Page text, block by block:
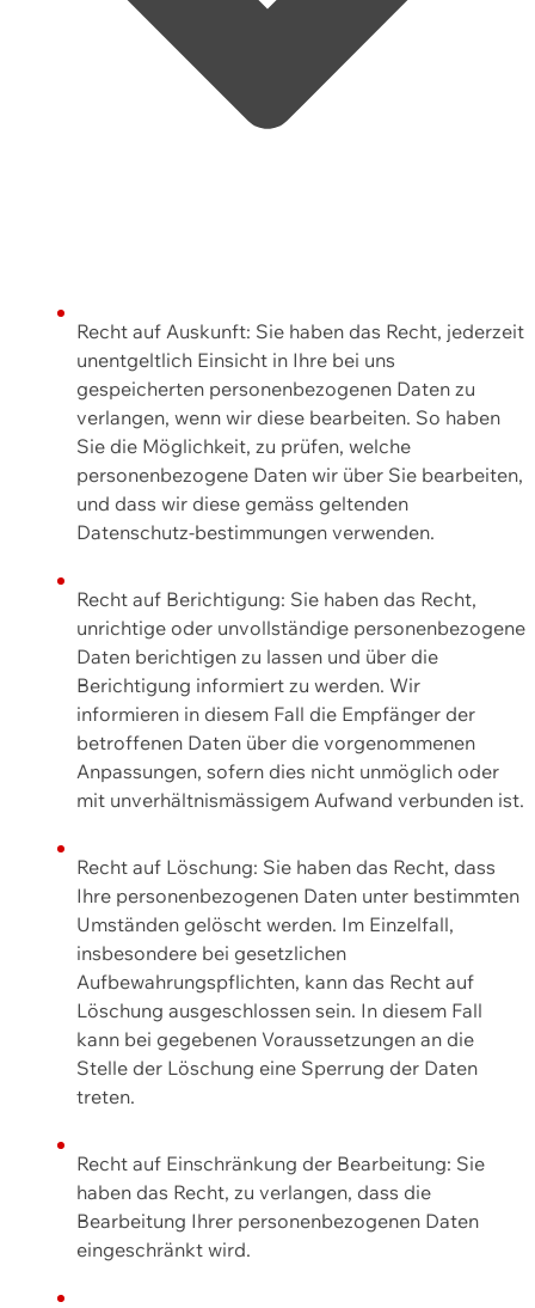
Recht auf Auskunft: Sie haben das Recht, jederzeit
unentgeltlich Einsicht in Ihre bei uns
gespeicherten personenbezogenen Daten zu
verlangen, wenn wir diese bearbeiten. So haben
Sie die Möglichkeit, zu prüfen, welche
personenbezogene Daten wir über Sie bearbeiten,
und dass wir diese gemäss geltenden
Datenschutz-bestimmungen verwenden.
Recht auf Berichtigung: Sie haben das Recht,
unrichtige oder unvollständige personenbezogene
Daten berichtigen zu lassen und über die
Berichtigung informiert zu werden. Wir
informieren in diesem Fall die Empfänger der
betroffenen Daten über die vorgenommenen
Anpassungen, sofern dies nicht unmöglich oder
mit unverhältnismässigem Aufwand verbunden ist.
Recht auf Löschung: Sie haben das Recht, dass
Ihre personenbezogenen Daten unter bestimmten
Umständen gelöscht werden. Im Einzelfall,
insbesondere bei gesetzlichen
Aufbewahrungspflichten, kann das Recht auf
Löschung ausgeschlossen sein. In diesem Fall
kann bei gegebenen Voraussetzungen an die
Stelle der Löschung eine Sperrung der Daten
treten.
Recht auf Einschränkung der Bearbeitung: Sie
haben das Recht, zu verlangen, dass die
Bearbeitung Ihrer personenbezogenen Daten
eingeschränkt wird.